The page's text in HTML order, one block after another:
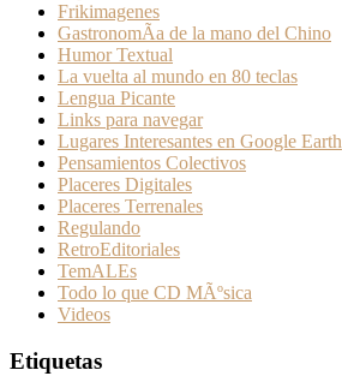
Frikimagenes
GastronomÃ­a de la mano del Chino
Humor Textual
La vuelta al mundo en 80 teclas
Lengua Picante
Links para navegar
Lugares Interesantes en Google Earth
Pensamientos Colectivos
Placeres Digitales
Placeres Terrenales
Regulando
RetroEditoriales
TemALEs
Todo lo que CD MÃºsica
Videos
Etiquetas